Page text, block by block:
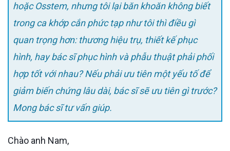
hoặc Osstem, nhưng tôi lại băn khoăn không biết
trong ca khớp cắn phức tạp như tôi thì điều gì
quan trọng hơn: thương hiệu trụ, thiết kế phục
hình, hay bác sĩ phục hình và phẫu thuật phải phối
hợp tốt với nhau? Nếu phải ưu tiên một yếu tố để
giảm biến chứng lâu dài, bác sĩ sẽ ưu tiên gì trước?
Mong bác sĩ tư vấn giúp.
Chào anh Nam,